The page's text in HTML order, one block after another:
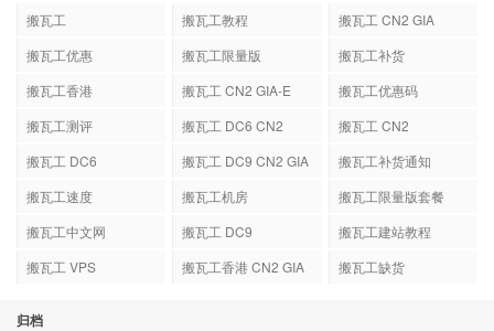
搬瓦工 搬瓦工教程
搬瓦工 CN2 GIA
搬瓦工优惠
搬瓦工限量版
搬瓦工补货
搬瓦工香港
搬瓦工 CN2 GIA-E
搬瓦工优惠码
搬瓦工测评
搬瓦工 DC6 CN2
搬瓦工 CN2
搬瓦工 DC6
搬瓦工 DC9 CN2 GIA
搬瓦工补货通知
搬瓦工速度
搬瓦工机房
搬瓦工限量版套餐
搬瓦工中文网
搬瓦工 DC9
搬瓦工建站教程
搬瓦工 VPS
搬瓦工香港 CN2 GIA 搬瓦工缺货
归档